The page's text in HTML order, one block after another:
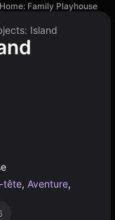
Family Playhouse
Island
tête, Aventure,